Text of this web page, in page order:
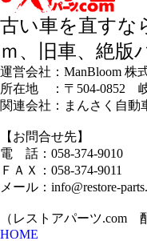
古い車を直すな
ｍ、旧車、絶版
運営会社：ManBloom 株
所在地 ：〒504-0852
関連会社：まんさく自動
【お問合せ先】
電 話：058-374-9010
ＦＡＸ：058-374-9011
メール：info@restore-
（レストアパーツ.com
HOME